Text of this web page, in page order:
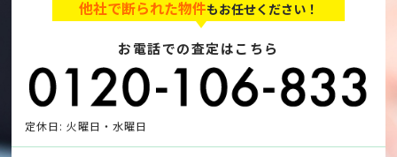
他社で断られた物件もお任せください！
お電話での査定はこちら
定休日: 火曜日・水曜日